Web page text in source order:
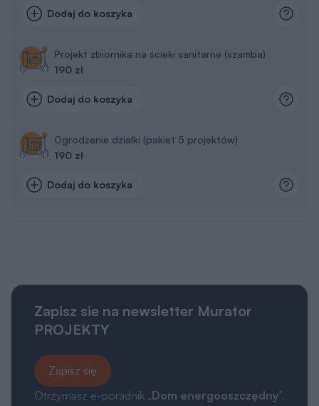
Dodaj do koszyka
Projekt zbiornika na ścieki sanitarne (szamba)
190 zł
Dodaj do koszyka
Ogrodzenie działki (pakiet 5 projektów)
190 zł
Dodaj do koszyka
Zapisz sie na newsletter Murator
PROJEKTY
Zapisz się
Otrzymasz e-poradnik „Dom energooszczędny”,